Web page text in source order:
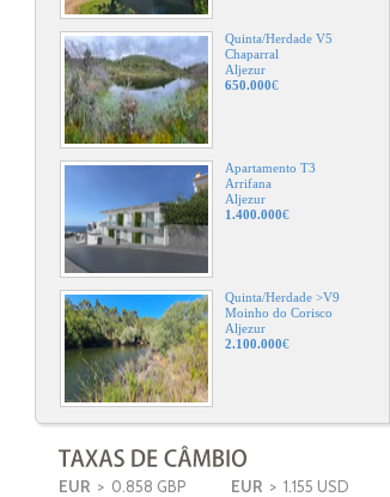
Quinta/Herdade V5
Chaparral
Aljezur
650.000€
Apartamento T3
Arrifana
Aljezur
1.400.000€
Quinta/Herdade >V9
Moinho do Corisco
Aljezur
2.100.000€
EUR > 0.858 GBP
EUR> 1.155 USD